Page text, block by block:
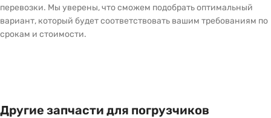
перевозки. Мы уверены, что сможем подобрать оптимальный
вариант, который будет соответствовать вашим требованиям по
срокам и стоимости.
Другие запчасти для погрузчиков